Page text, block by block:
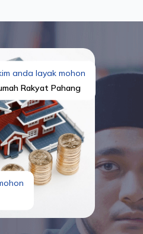
anda layak mohon
Rakyat Pahang